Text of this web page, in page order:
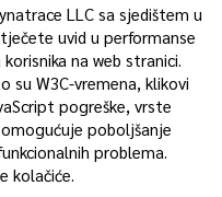
LLC sa sjedištem u
uvid u performanse
na web stranici.
su W3C-vremena, klikovi
pogreške, vrste
poboljšanje
problema.
kolačiće.